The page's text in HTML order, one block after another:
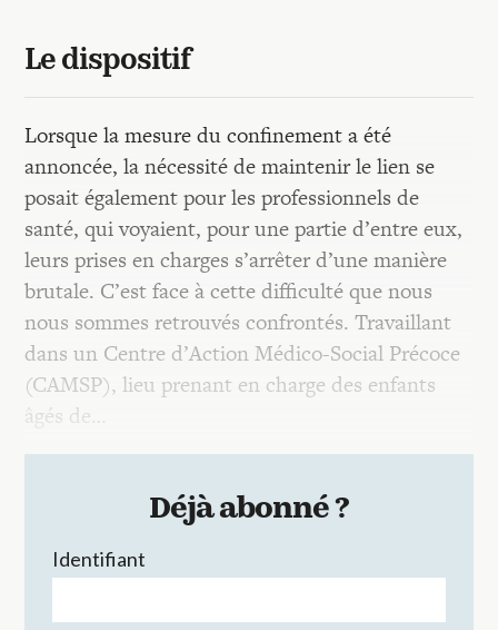
Le dispositif
Lorsque la mesure du confinement a été
annoncée, la nécessité de maintenir le lien se
posait également pour les professionnels de
santé, qui voyaient, pour une partie d’entre eux,
leurs prises en charges s’arrêter d’une manière
brutale. C’est face à cette difficulté que nous
nous sommes retrouvés confrontés. Travaillant
dans un Centre d’Action Médico-Social Précoce
(CAMSP), lieu prenant en charge des enfants
âgés de…
Déjà abonné ?
Identifiant